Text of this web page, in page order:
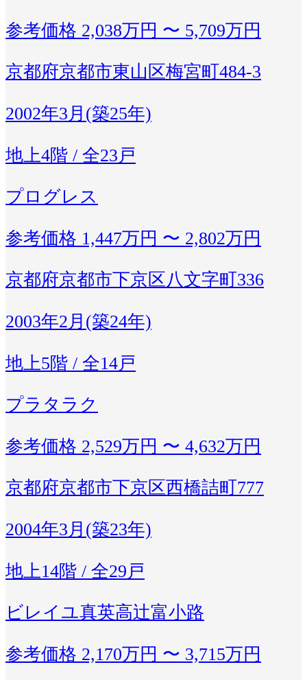
参考価格 2,038万円 〜 5,709万円
京都府京都市東山区梅宮町484-3
2002年3月(築25年)
地上4階 / 全23戸
プログレス
参考価格 1,447万円 〜 2,802万円
京都府京都市下京区八文字町336
2003年2月(築24年)
地上5階 / 全14戸
プラタラク
参考価格 2,529万円 〜 4,632万円
京都府京都市下京区西橋詰町777
2004年3月(築23年)
地上14階 / 全29戸
ビレイユ真英高辻富小路
参考価格 2,170万円 〜 3,715万円